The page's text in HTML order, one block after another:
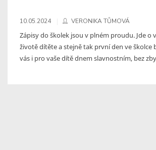
10.05.2024 VERONIKA TŮMOVÁ
Zápisy do školek jsou v plném proudu. Jde o
životě dítěte a stejně tak první den ve školce
vás i pro vaše dítě dnem slavnostním, bez